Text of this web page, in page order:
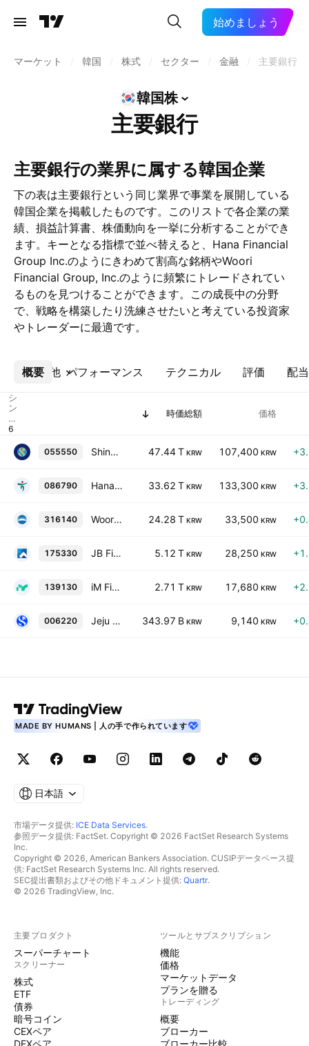
始めましょう
マーケット 韓国 株式 セクター 金融 主要銀行
韓国株
主要銀行
主要銀行の業界に属する韓国企業
下の表は主要銀行という同じ業界で事業を展開している
韓国企業を掲載したものです。このリストで各企業の業
績、損益計算書、株価動向を一挙に分析することができ
ます。キーとなる指標で並べ替えると、Hana Financial
Group Inc.のようにきわめて割高な銘柄やWoori
Financial Group, Inc.のように頻繁にトレードされてい
るものを見つけることができます。この成長中の分野
で、戦略を構築したり洗練させたいと考えている投資家
やトレーダーに最適です。
概要 パフォーマンス テクニカル 評価 配当
その他
シ
ン
ボ
ル
時価総額 価格
055550 Shinhan Financial Group Co., Ltd. 47.44 T KRW 107,400 KRW
086790 Hana Financial Group Inc. 33.62 T KRW 133,300 KRW
316140 Woori Financial Group, Inc. 24.28 T KRW 33,500 KRW
175330 JB Financial Group Co., Ltd. 5.12 T KRW 28,250 KRW
139130 iM Financial Group Co. Ltd. 2.71 T KRW 17,680 KRW
006220 Jeju Bank 343.97 B KRW 9,140 KRW
MADE BY HUMANS | 人の手で作られています
日本語
市場データ提供: ICE Data Services.
参照データ提供: FactSet. Copyright © 2026 FactSet Research Systems
Inc.
Copyright © 2026, American Bankers Association. CUSIPデータベース提
供: FactSet Research Systems Inc. All rights reserved.
SEC提出書類およびその他ドキュメント提供: Quartr.
© 2026 TradingView, Inc.
主要プロダクト
スーパーチャート
スクリーナー
株式
ETF
債券
暗号コイン
CEXペア
DEXペア
ツールとサブスクリプション
機能
価格
マーケットデータ
プランを贈る
トレーディング
概要
ブローカー
ブローカー比較